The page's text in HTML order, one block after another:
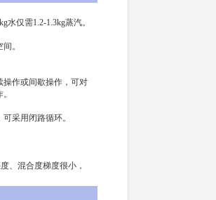
仅需1.2-1.3kg蒸汽。
。
操作或间歇操作，可对
采用闭路循环。
、混合度梯度很小，